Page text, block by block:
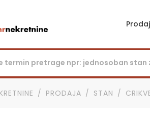
PRODAJA STAN